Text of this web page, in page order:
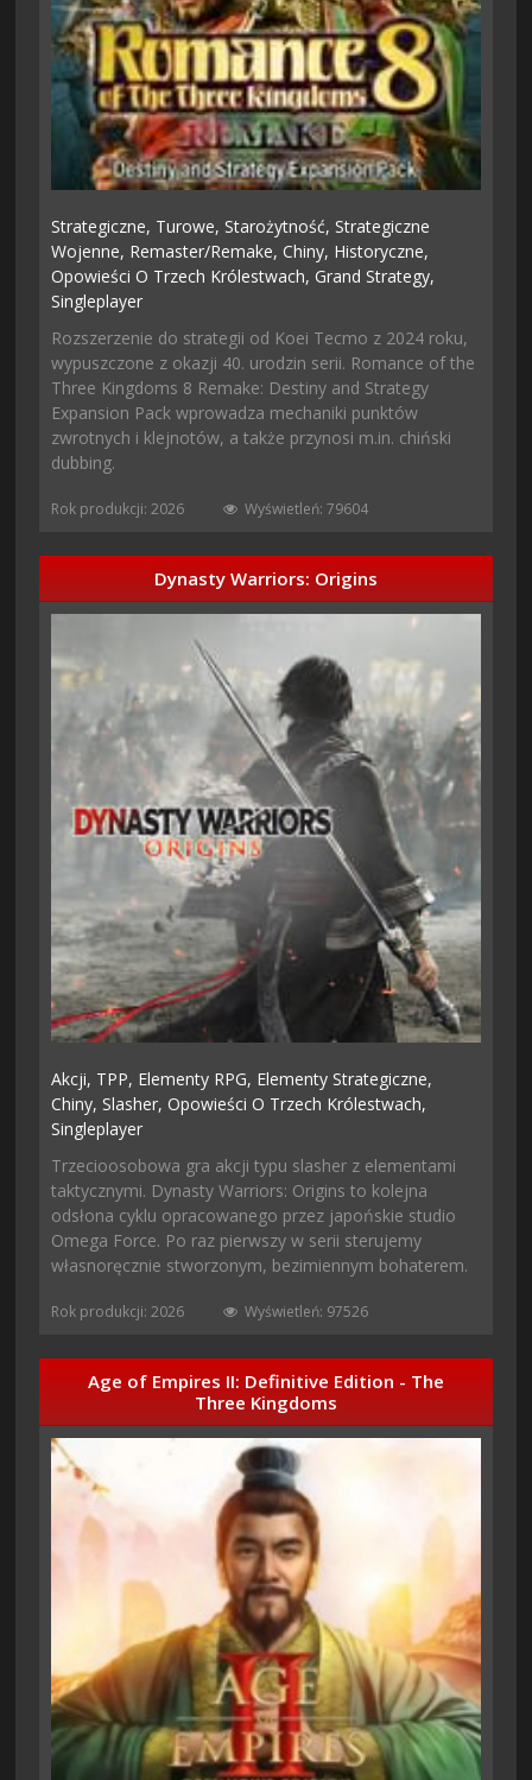
Strategiczne, Turowe,Starożytność,Strategiczne
Wojenne, Remaster/remake,Chiny, Historyczne,
Opowieści O Trzech Królestwach, Grand Strategy,
Singleplayer
Rozszerzenie do strategii od Koei Tecmo z 2024 roku,
wypuszczone z okazji 40. urodzin serii. Romance of the
Three Kingdoms 8 Remake: Destiny and Strategy
Expansion Pack wprowadza mechaniki punktów
zwrotnych i klejnotów, a także przynosi m.in. chiński
dubbing.
Rok produkcji: 2026 Wyświetleń: 79604
Dynasty Warriors: Origins
Akcji, TPP, Elementy RPG, Elementy Strategiczne,
Chiny,Slasher,Opowieści O Trzech Królestwach,
Singleplayer
Trzecioosobowa gra akcji typu slasher z elementami
taktycznymi. Dynasty Warriors: Origins to kolejna
odsłona cyklu opracowanego przez japońskie studio
Omega Force. Po raz pierwszy w serii sterujemy
własnoręcznie stworzonym, bezimiennym bohaterem.
Rok produkcji: 2026 Wyświetleń: 97526
Age of Empires II: Definitive Edition - The
Three Kingdoms